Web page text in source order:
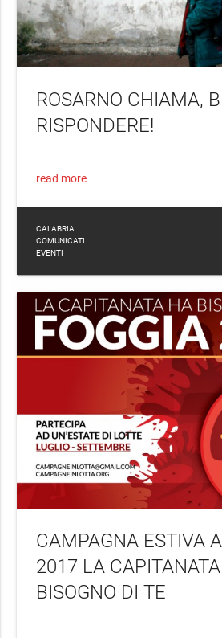
ROSARNO CHIAMA,
RISPONDERE!
read more
CALABRIA
COMUNICATI
EVENTI
CAMPAGNA ESTIVA
2017 LA
BISOGNO DI TE